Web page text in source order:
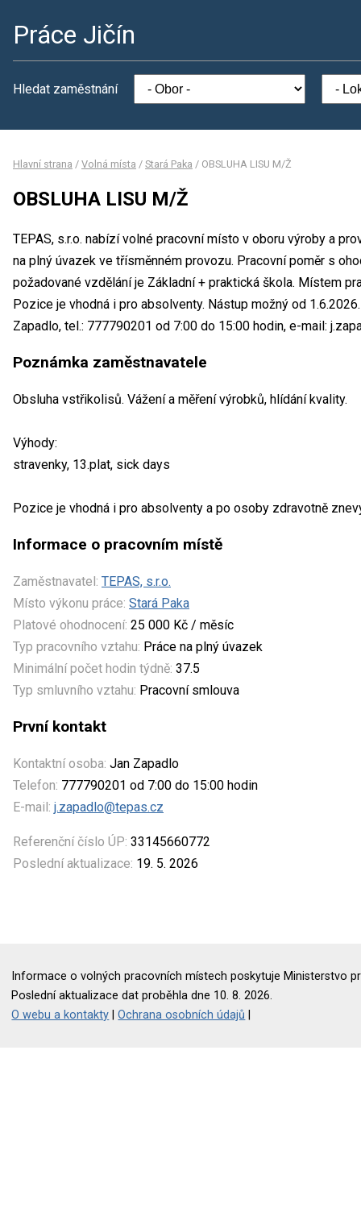
Práce Jičín
Hledat zaměstnání
Hlavní strana / Volná místa / Stará Paka / OBSLUHA LISU M/Ž
OBSLUHA LISU M/Ž
TEPAS, s.r.o. nabízí volné pracovní místo v oboru výroby a
na plný úvazek ve třísměnném provozu. Pracovní poměr s
požadované vzdělání je Základní + praktická škola. Místem
Pozice je vhodná i pro absolventy. Nástup možný od
Zapadlo, tel.: 777790201 od 7:00 do 15:00 hodin, e-mail:
Poznámka zaměstnavatele
Obsluha vstřikolisů. Vážení a měření výrobků, hlídání kvality.
Výhody:
stravenky, 13.plat, sick days
Pozice je vhodná i pro absolventy a po osoby zdravotně
Informace o pracovním místě
Zaměstnavatel: TEPAS, s.r.o.
Místo výkonu práce: Stará Paka
Platové ohodnocení: 25 000 Kč / měsíc
Typ pracovního vztahu: Práce na plný úvazek
Minimální počet hodin týdně: 37.5
Typ smluvního vztahu: Pracovní smlouva
První kontakt
Kontaktní osoba: Jan Zapadlo
Telefon: 777790201 od 7:00 do 15:00 hodin
E-mail: j.zapadlo@tepas.cz
Referenční číslo ÚP: 33145660772
Poslední aktualizace: 19. 5. 2026
Informace o volných pracovních místech poskytuje Ministerstvo
Poslední aktualizace dat proběhla dne 10. 8. 2026.
O webu a kontakty |Ochrana osobních údajů